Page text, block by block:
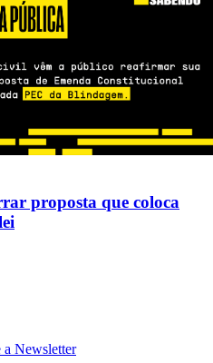
proposta que coloca
a Newsletter